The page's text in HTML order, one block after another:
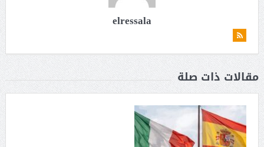
elressala
مقالات ذات صلة